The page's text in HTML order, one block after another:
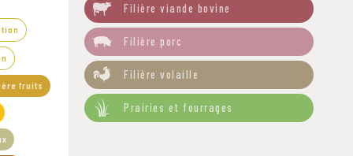
fruits
Filière viande bovine
Filière porc
Filière volaille
Prairies et fourrages